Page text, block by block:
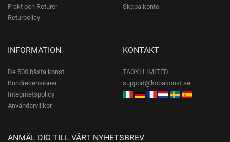
Frakt och Returer
Returpolicy
Skapa konto
INFORMATION
De 500 bästa konst
Kundrecensioner
Integritetspolicy
Användarvillkor
KONTAKT
TAOYI LIMITED
support@kopakonst.se
ANMÄL DIG TILL VÅRT NYHETSBREV